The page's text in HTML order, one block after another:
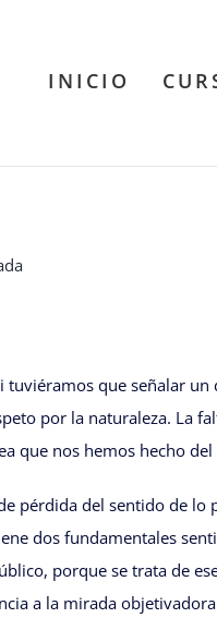
INICIO
tuviéramos que señalar
por la naturaleza. La
que nos hemos hecho
pérdida del sentido de
dos fundamentales
porque se trata de
a la mirada